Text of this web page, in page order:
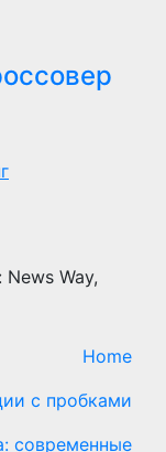
News Way,
Home
с пробками
современные